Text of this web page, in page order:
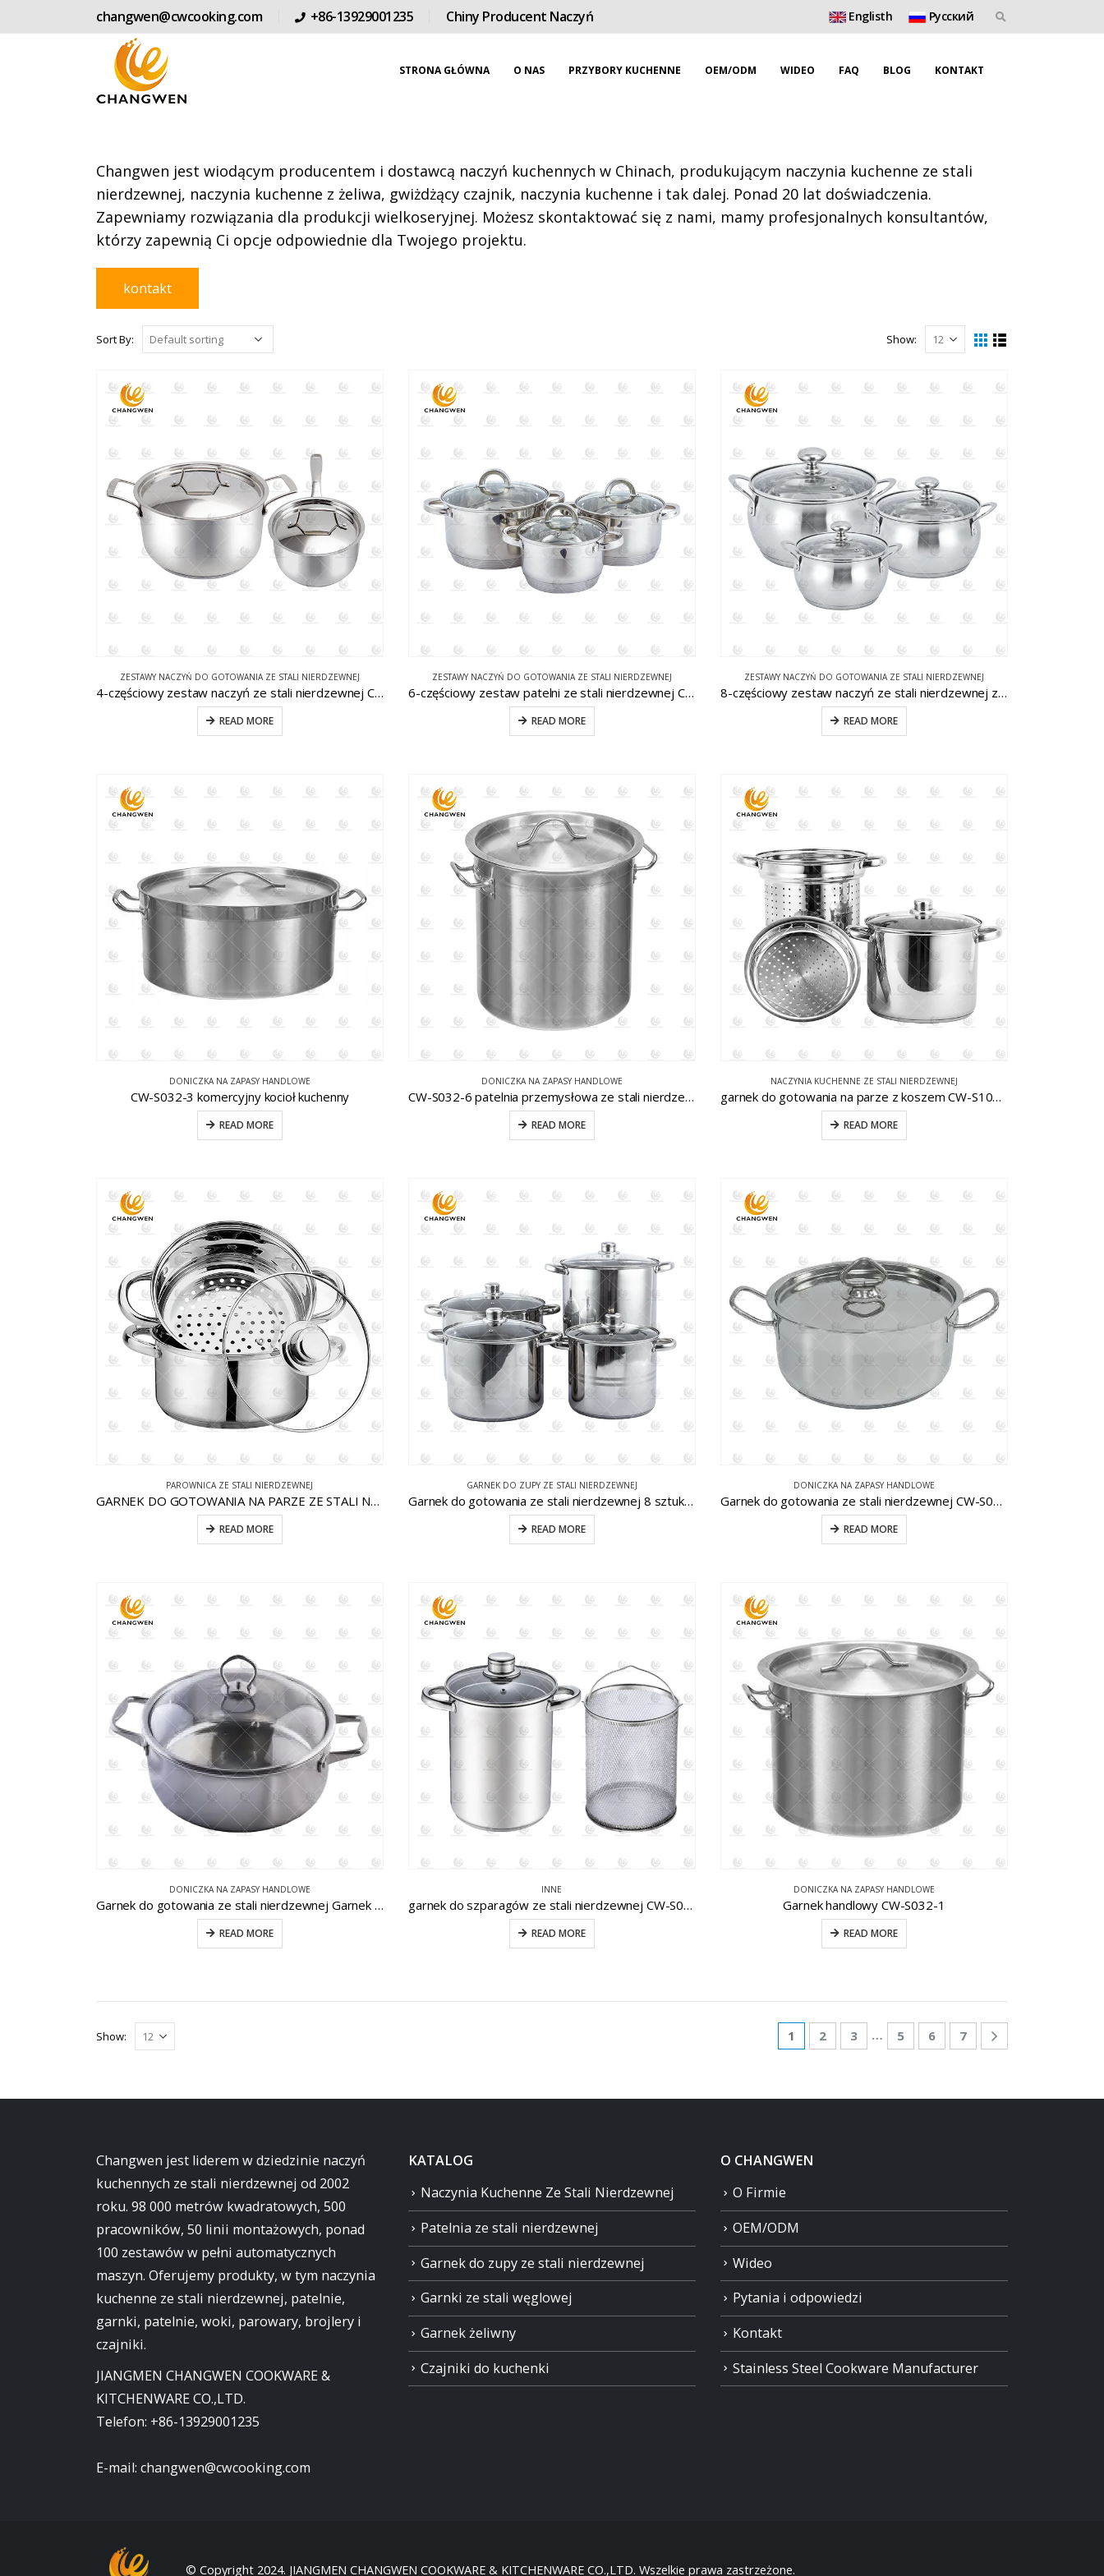
changwen@cwcooking.com +86-13929001235 Chiny Producent Naczyń Englisth Pусский
STRONA GŁÓWNA O NAS PRZYBORY KUCHENNE OEM/ODM WIDEO FAQ BLOG KONTAKT
Changwen jest wiodącym producentem i dostawcą naczyń kuchennych w Chinach, produkującym naczynia kuchenne ze stali
nierdzewnej, naczynia kuchenne z żeliwa, gwiżdżący czajnik, naczynia kuchenne i tak dalej. Ponad 20 lat doświadczenia.
Zapewniamy rozwiązania dla produkcji wielkoseryjnej. Możesz skontaktować się z nami, mamy profesjonalnych konsultantów,
którzy zapewnią Ci opcje odpowiednie dla Twojego projektu.
kontakt
Sort By: Show:
ZESTAWY NACZYŃ DO GOTOWANIA ZE STALI NIERDZEWNEJ
4-częściowy zestaw naczyń ze stali nierdzewnej CW-E073
READ MORE
ZESTAWY NACZYŃ DO GOTOWANIA ZE STALI NIERDZEWNEJ
6-częściowy zestaw patelni ze stali nierdzewnej CW-B023
READ MORE
ZESTAWY NACZYŃ DO GOTOWANIA ZE STALI NIERDZEWNEJ
8-częściowy zestaw naczyń ze stali nierdzewnej ze szklaną pokrywką CW-C010
READ MORE
DONICZKA NA ZAPASY HANDLOWE
CW-S032-3 komercyjny kocioł kuchenny
READ MORE
DONICZKA NA ZAPASY HANDLOWE
CW-S032-6 patelnia przemysłowa ze stali nierdzewnej
READ MORE
NACZYNIA KUCHENNE ZE STALI NIERDZEWNEJ
garnek do gotowania na parze z koszem CW-S103-2
READ MORE
PAROWNICA ZE STALI NIERDZEWNEJ
GARNEK DO GOTOWANIA NA PARZE ZE STALI NIERDZEWNEJ 3PC CW-S104-1
READ MORE
GARNEK DO ZUPY ZE STALI NIERDZEWNEJ
Garnek do gotowania ze stali nierdzewnej 8 sztuk CW-B032
READ MORE
DONICZKA NA ZAPASY HANDLOWE
Garnek do gotowania ze stali nierdzewnej CW-S032-14
READ MORE
DONICZKA NA ZAPASY HANDLOWE
Garnek do gotowania ze stali nierdzewnej Garnek do kuchni komercyjnej CW-S032-11
READ MORE
INNE
garnek do szparagów ze stali nierdzewnej CW-S026
READ MORE
DONICZKA NA ZAPASY HANDLOWE
Garnek handlowy CW-S032-1
READ MORE
Show: 1 2 3 … 5 6 7
Changwen jest liderem w dziedzinie naczyń
kuchennych ze stali nierdzewnej od 2002
roku. 98 000 metrów kwadratowych, 500
pracowników, 50 linii montażowych, ponad
100 zestawów w pełni automatycznych
maszyn. Oferujemy produkty, w tym naczynia
kuchenne ze stali nierdzewnej, patelnie,
garnki, patelnie, woki, parowary, brojlery i
czajniki.
JIANGMEN CHANGWEN COOKWARE &
KITCHENWARE CO.,LTD.
Telefon: +86-13929001235
E-mail: changwen@cwcooking.com
KATALOG
Naczynia Kuchenne Ze Stali Nierdzewnej
Patelnia ze stali nierdzewnej
Garnek do zupy ze stali nierdzewnej
Garnki ze stali węglowej
Garnek żeliwny
Czajniki do kuchenki
O CHANGWEN
O Firmie
OEM/ODM
Wideo
Pytania i odpowiedzi
Kontakt
Stainless Steel Cookware Manufacturer
© Copyright 2024. JIANGMEN CHANGWEN COOKWARE & KITCHENWARE CO.,LTD. Wszelkie prawa zastrzeżone.